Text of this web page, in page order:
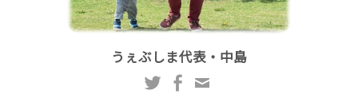
うぇぶしま代表・中島